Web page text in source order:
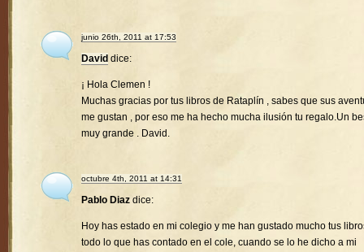
junio 26th, 2011 at 17:53
David dice:
¡ Hola Clemen !
Muchas gracias por tus libros de Rataplín , sabes que sus
me gustan , por eso me ha hecho mucha ilusión tu regalo.Un
muy grande . David.
octubre 4th, 2011 at 14:31
Pablo Diaz dice:
Hoy has estado en mi colegio y me han gustado mucho tus
todo lo que has contado en el cole, cuando se lo he dicho a mi